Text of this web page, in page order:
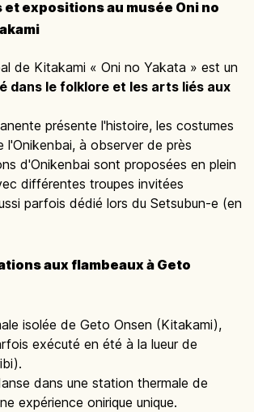
et expositions au musée Oni no
de Kitakami « Oni no Yakata » est un
dans le folklore et les arts liés aux
présente l'histoire, les costumes
l'Onikenbai, à observer de près
d'Onikenbai sont proposées en plein
différentes troupes invitées
parfois dédié lors du Setsubun-e (en
aux flambeaux à Geto
isolée de Geto Onsen (Kitakami),
exécuté en été à la lueur de
dans une station thermale de
expérience onirique unique.